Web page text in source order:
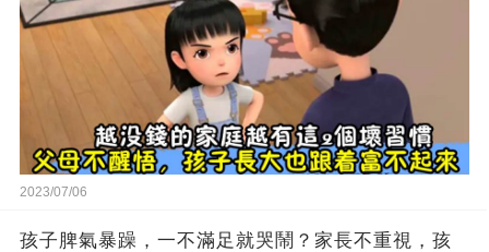
2023/07/06
孩子脾氣暴躁，一不滿足就哭鬧？家長不重視，孩